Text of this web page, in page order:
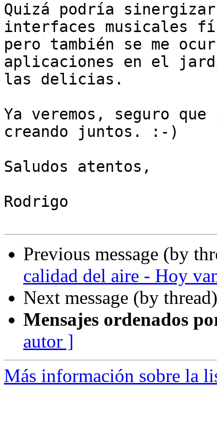
Quizá podría
interfaces musicales
pero también se me
aplicaciones en el
las delicias.
Ya veremos, seguro
creando juntos. :-)
Saludos atentos,
Rodrigo
Previous message (by
calidad del aire - Hoy
Next message (by
Mensajes ordenados
autor ]
Más información sobre la